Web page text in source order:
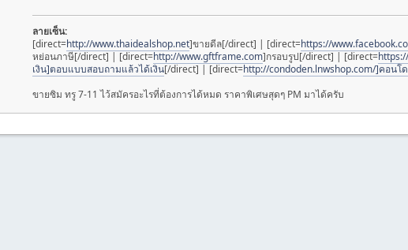
ลายเซ็น:
[direct=http://www.thaidealshop.net]ขายดีล[/direct] | [direct=https://
หย่อนภาษี[/direct] | [direct=http://www.gftframe.com]กรอบรูป[/direct] | [direct=
เงิน]ตอบแบบสอบถามแล้วได้เงิน[/direct] | [direct=http://condoden.lnwshop.com/]คอนโ
ขายซิม ทรู 7-11 ไว้สมัครอะไรที่ต้องการได้หมด ราคาพิเศษสุดๆ PM มาได้ครับ